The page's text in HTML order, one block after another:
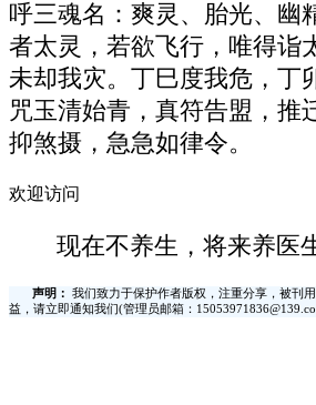
呼三魂名：爽灵、胎光、幽
者太灵，若欲飞行，唯得诣
未却我灾。丁巳度我危，丁
咒玉清始青，真符告盟，推
抑煞摄，急急如律令。
欢迎访问
现在不养生，将来养医
声明：
我们致力于保护作者版权，注重分享，被刊
益，请立即通知我们(管理员邮箱：